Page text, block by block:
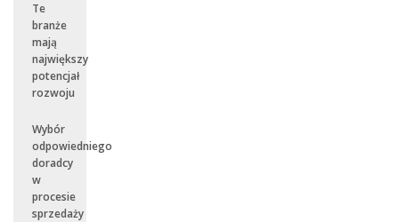
Te
branże
mają
największy
potencjał
rozwoju
Wybór
odpowiedniego
doradcy
w
procesie
sprzedaży